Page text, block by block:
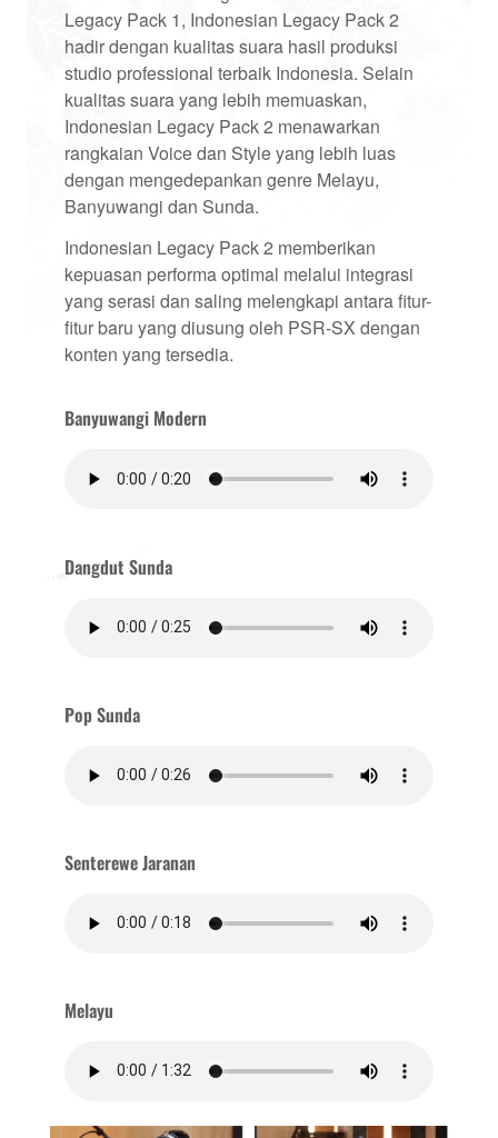
Legacy Pack 1, Indonesian Legacy Pack 2
hadir dengan kualitas suara hasil produksi
studio professional terbaik Indonesia. Selain
kualitas suara yang lebih memuaskan,
Indonesian Legacy Pack 2 menawarkan
rangkaian Voice dan Style yang lebih luas
dengan mengedepankan genre Melayu,
Banyuwangi dan Sunda.
Indonesian Legacy Pack 2 memberikan
kepuasan performa optimal melalui integrasi
yang serasi dan saling melengkapi antara fitur-
fitur baru yang diusung oleh PSR-SX dengan
konten yang tersedia.
Banyuwangi Modern
Dangdut Sunda
Pop Sunda
Senterewe Jaranan
Melayu